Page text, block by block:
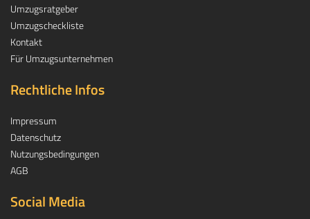
Umzugsratgeber
Umzugscheckliste
Kontakt
Für Umzugsunternehmen
Rechtliche Infos
Impressum
Datenschutz
Nutzungsbedingungen
AGB
Social Media